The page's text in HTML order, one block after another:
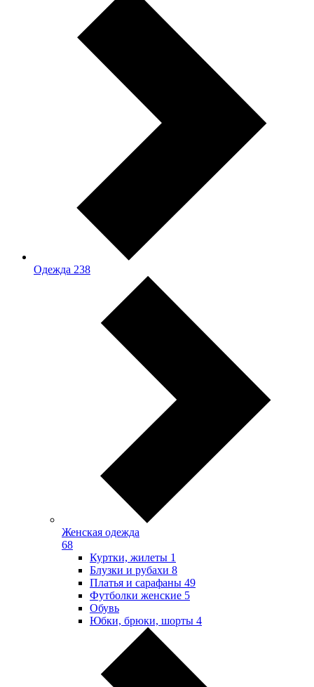
Одежда 238
Женская одежда
68
Куртки, жилеты 1
Блузки и рубахи 8
Платья и сарафаны 49
Футболки женские 5
Обувь
Юбки, брюки, шорты 4